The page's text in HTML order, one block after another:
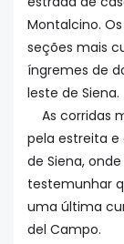
Montalcino.
seções mais
íngremes de
leste de Siena.
As corridas
pela estreita e
de Siena,
testemunhar
uma última
del Campo.